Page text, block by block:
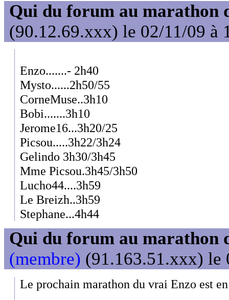
Qui du forum au marathon
(90.12.69.xxx) le 02/11/09 à
Enzo.......- 2h40
Mysto......2h50/55
CorneMuse..3h10
Bobi.......3h10
Jerome16...3h20/25
Picsou.....3h22/3h24
Gelindo 3h30/3h45
Mme Picsou.3h45/3h50
Lucho44....3h59
Le Breizh..3h59
Stephane...4h44
Qui du forum au marathon
(membre) (91.163.51.xxx) le
Le prochain marathon du vrai Enzo est